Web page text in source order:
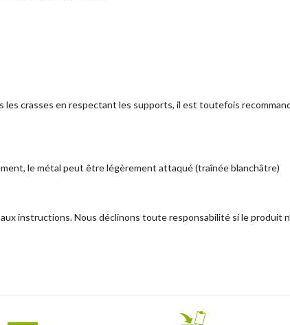
crasses en respectant les supports, il est toutefois
le métal peut être légèrement attaqué (traînée blanchâtre)
instructions. Nous déclinons toute responsabilité si le produit